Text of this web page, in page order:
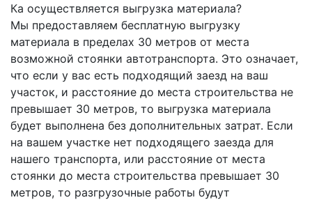
Ка осуществляется выгрузка материала?
Мы предоставляем бесплатную выгрузку
материала в пределах 30 метров от места
возможной стоянки автотранспорта. Это означает,
что если у вас есть подходящий заезд на ваш
участок, и расстояние до места строительства не
превышает 30 метров, то выгрузка материала
будет выполнена без дополнительных затрат. Если
на вашем участке нет подходящего заезда для
нашего транспорта, или расстояние от места
стоянки до места строительства превышает 30
метров, то разгрузочные работы будут